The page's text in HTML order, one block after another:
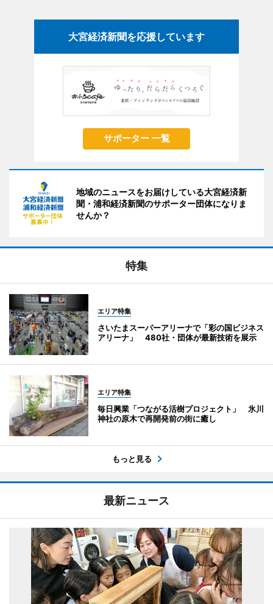
大宮経済新聞を応援しています
サポーター 一覧
地域のニュースをお届けしている大宮経済新
聞・浦和経済新聞のサポーター団体になりま
せんか？
特集
エリア特集
さいたまスーパーアリーナで「彩の国ビジネス
アリーナ」 480社・団体が最新技術を展示
エリア特集
毎日興業「つながる活樹プロジェクト」 氷川
神社の原木で再開発前の街に癒し
もっと見る
最新ニュース